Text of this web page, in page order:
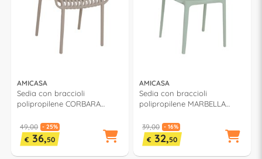
AMICASA
Sedia con braccioli
polipropilene CORBARA
49,00 - 25%
€ 36,50
AMICASA
Sedia con braccioli
polipropilene MARBELLA
39,00 - 16%
€ 32,50